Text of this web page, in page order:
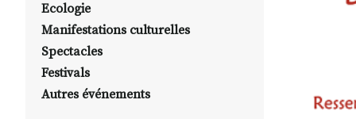
Ecologie
Manifestations culturelles
Spectacles
Festivals
Autres événements